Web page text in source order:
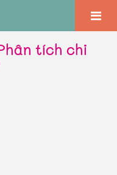
tích chi